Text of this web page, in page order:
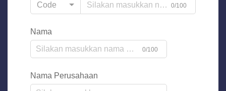
Code
0/100
Nama
0/100
Nama Perusahaan